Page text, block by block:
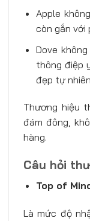
Apple
còn gắn với
Dove
thông điệp
đẹp tự
Thương hiệu
đám đông,
hàng.
Câu hỏi
Top of
Là mức độ